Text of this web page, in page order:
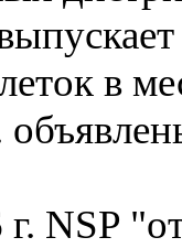
в
г. NSP